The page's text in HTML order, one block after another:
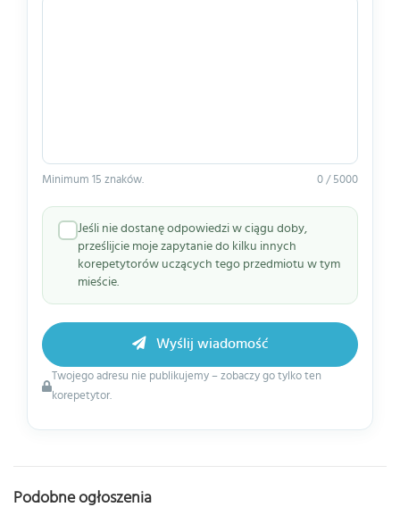
Minimum 15 znaków. 0 / 5000
Jeśli nie dostanę odpowiedzi w ciągu doby,
prześlijcie moje zapytanie do kilku innych
korepetytorów uczących tego przedmiotu w tym
mieście.
Twojego adresu nie publikujemy – zobaczy go tylko ten
korepetytor.
Wyślij wiadomość
Podobne ogłoszenia